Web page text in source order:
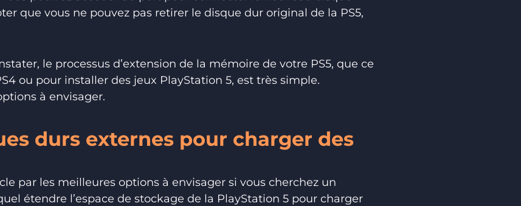
que vous ne pouvez pas retirer le disque dur original de la PS5,
le processus d’extension de la mémoire de votre PS5, que ce
ou pour installer des jeux PlayStation 5, est très simple.
à envisager.
durs externes pour charger des
par les meilleures options à envisager si vous cherchez un
étendre l’espace de stockage de la PlayStation 5 pour charger